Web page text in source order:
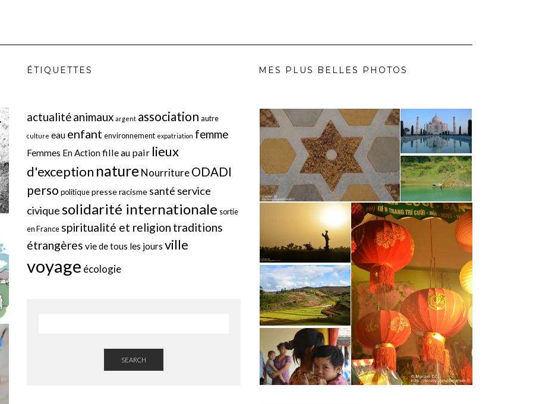
ÉTIQUETTES
actualitéanimaux argent association autre
culture eau enfant environnement expatriation femme
Femmes En Actionfille au pair lieux
d'exception natureNourritureODADI
perso politiquepresseracisme santé service
civique solidarité internationale sortie
en France spiritualité et religion traditions
étrangères vie de tous les jours ville
voyage écologie
SEARCH
MES PLUS BELLES PHOTOS